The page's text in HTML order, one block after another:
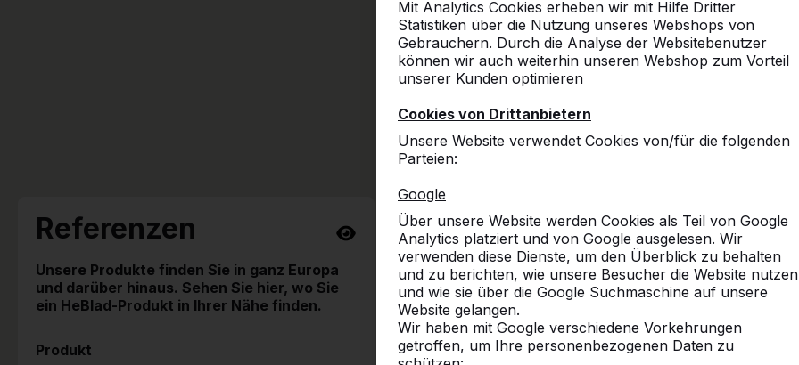
Mit Analytics Cookies erheben wir mit Hilfe Dritter
Statistiken über die Nutzung unseres Webshops von
Gebrauchern. Durch die Analyse der Websitebenutzer
können wir auch weiterhin unseren Webshop zum Vorteil
unserer Kunden optimieren
Cookies von Drittanbietern
Unsere Website verwendet Cookies von/für die folgenden
Parteien:
Google
Über unsere Website werden Cookies als Teil von Google
Analytics platziert und von Google ausgelesen. Wir
verwenden diese Dienste, um den Überblick zu behalten
und zu berichten, wie unsere Besucher die Website nutzen
und wie sie über die Google Suchmaschine auf unsere
Website gelangen.
Wir haben mit Google verschiedene Vorkehrungen
getroffen, um Ihre personenbezogenen Daten zu
Referenzen
Unsere Produkte finden Sie in ganz Europa
und darüber hinaus. Sehen Sie hier, wo Sie
ein HeBlad-Produkt in Ihrer Nähe finden.
Produkt